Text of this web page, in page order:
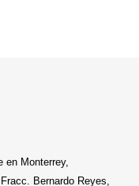
en Monterrey,
Bernardo Reyes,